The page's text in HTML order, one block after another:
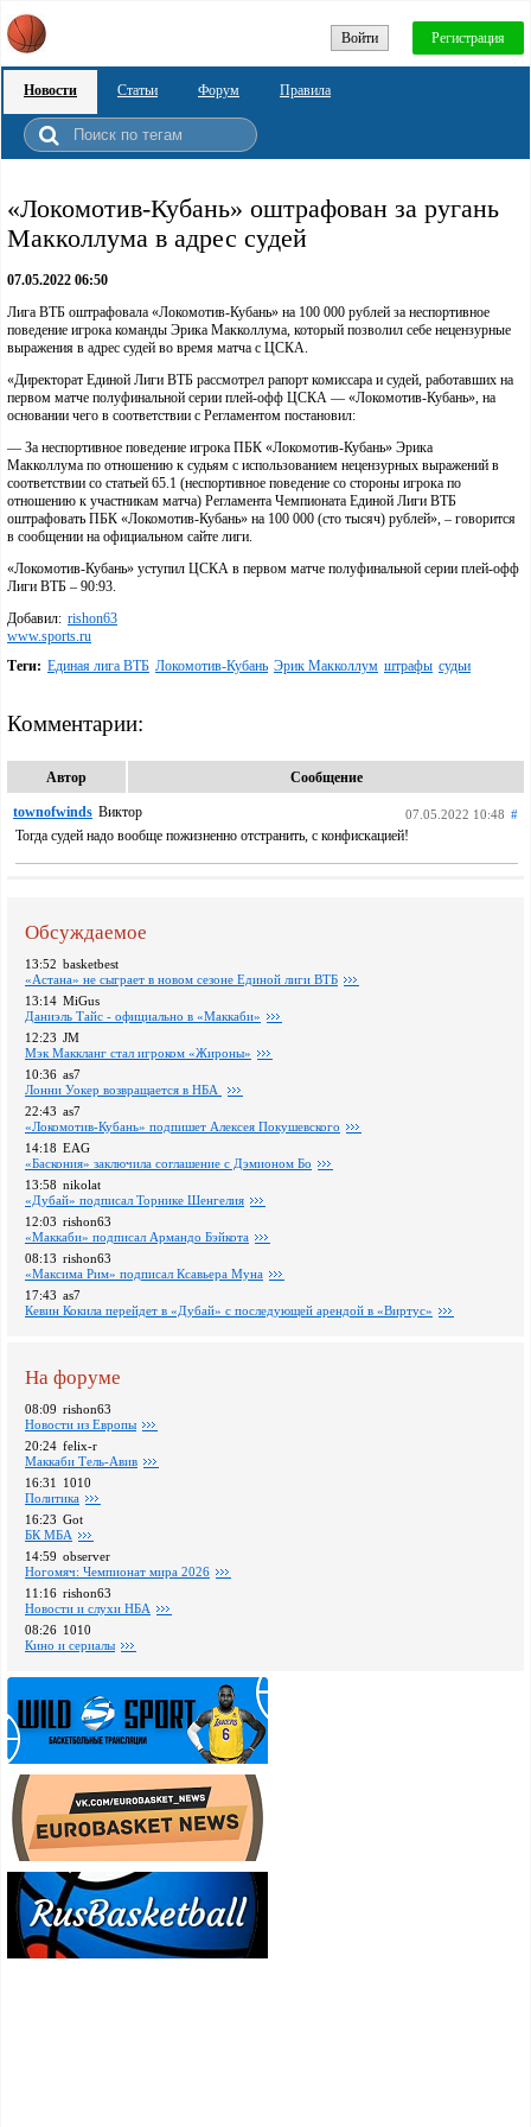
Войти Регистрация
Новости Статьи Форум Правила
«Локомотив-Кубань» оштрафован за ругань
Макколлума в адрес судей
07.05.2022 06:50
Лига ВТБ оштрафовала «Локомотив-Кубань» на 100 000 рублей за неспортивное
поведение игрока команды Эрика Макколлума, который позволил себе нецензурные
выражения в адрес судей во время матча с ЦСКА.
«Директорат Единой Лиги ВТБ рассмотрел рапорт комиссара и судей, работавших на
первом матче полуфинальной серии плей-офф ЦСКА — «Локомотив-Кубань», на
основании чего в соответствии с Регламентом постановил:
— За неспортивное поведение игрока ПБК «Локомотив-Кубань» Эрика
Макколлума по отношению к судьям с использованием нецензурных выражений в
соответствии со статьей 65.1 (неспортивное поведение со стороны игрока по
отношению к участникам матча) Регламента Чемпионата Единой Лиги ВТБ
оштрафовать ПБК «Локомотив-Кубань» на 100 000 (сто тысяч) рублей», – говорится
в сообщении на официальном сайте лиги.
«Локомотив-Кубань» уступил ЦСКА в первом матче полуфинальной серии плей-офф
Лиги ВТБ – 90:93.
Добавил: rishon63
www.sports.ru
Теги: Единая лига ВТБ Локомотив-Кубань Эрик Макколлум штрафы судьи
Комментарии:
Автор Сообщение
townofwinds Виктор 07.05.2022 10:48 #
Тогда судей надо вообще пожизненно отстранить, с конфискацией!
Обсуждаемое
13:52 basketbest
«Астана» не сыграет в новом сезоне Единой лиги ВТБ
13:14 MiGus
Даниэль Тайс - официально в «Маккаби»
12:23 JM
Мэк Маккланг стал игроком «Жироны»
10:36 as7
Лонни Уокер возвращается в НБА
22:43 as7
«Локомотив-Кубань» подпишет Алексея Покушевского
14:18 EAG
«Баскония» заключила соглашение с Дэмионом Бо
13:58 nikolat
«Дубай» подписал Торнике Шенгелия
12:03 rishon63
«Маккаби» подписал Армандо Бэйкота
08:13 rishon63
«Максима Рим» подписал Ксавьера Муна
17:43 as7
Кевин Кокила перейдет в «Дубай» с последующей арендой в «Виртус»
На форуме
08:09 rishon63
Новости из Европы
20:24 felix-r
Маккаби Тель-Авив
16:31
1010
Политика
16:23 Got
БК МБА
14:59 observer
Ногомяч: Чемпионат мира 2026
11:16 rishon63
Новости и слухи НБА
08:26 1010
Кино и сериалы